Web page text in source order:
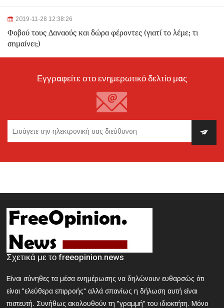
Θεσσαλονίκη: Δίπλα στο 9χρονο παιδί του κατέληξε ο
30χρονος οδηγός - Ερευνώνται τα αίτια του
δυστυχήματος
Λάρισα λόγω εργασιών το Σαββατοκύριακο
Πότε καταβάλλονται οι συντάξεις μηνός Απριλίου 2024
Κυκλοφοριακές ρυθμίσεις την Κυριακή στην Αθήνα
2024-03-21 18:13:09
Θεσσαλονίκη: Συνελήφθη 42χρονος που επιτέθηκε με
δρεπάνι και κατσαβίδι σε 25χρονο
2024-03-21 17:58:30
Κοζάνη: Νεκρός 40χρονος που εγκλωβίστηκε σε
2024-03-21 17:47:39
ΕΟΔΥ: Nέος θάνατος από γρίπη - 8 νεκροί από Covid, 13
2019-11-28 12:38:26
Φοβού τους Δαναούς και δώρα φέροντες (γιατί το λέμε; τι
σημαίνει;)
Εγγραφείτε στο ενημερωτικό δελτίο μας
Σχετικά με το freeopinion.news
Είναι σύνηθες τα μέσα ενημέρωσης να δηλώνουν ευθαρσώς ότι
είναι "ελεύθερα επιρροής" αλλά σπανίως η δήλωση αυτή είναι
πιστευτή. Συνήθως ακολουθούν τη "γραμμή" του ιδιοκτήτη. Μόνο